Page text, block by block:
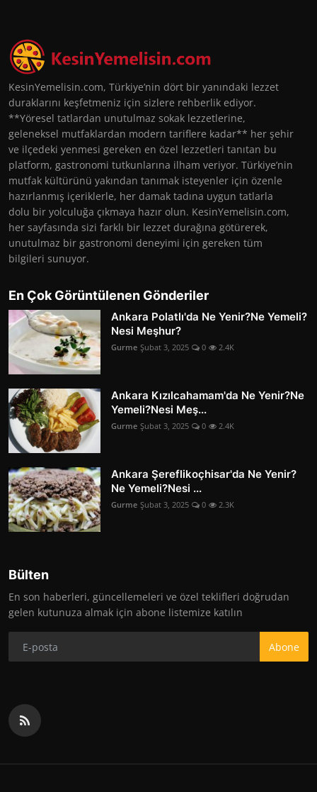
KesinYemelisin.com, Türkiye’nin dört bir yanındaki lezzet
duraklarını keşfetmeniz için sizlere rehberlik ediyor.
**Yöresel tatlardan unutulmaz sokak lezzetlerine,
geleneksel mutfaklardan modern tariflere kadar** her şehir
ve ilçedeki yenmesi gereken en özel lezzetleri tanıtan bu
platform, gastronomi tutkunlarına ilham veriyor. Türkiye’nin
mutfak kültürünü yakından tanımak isteyenler için özenle
hazırlanmış içeriklerle, her damak tadına uygun tatlarla
dolu bir yolculuğa çıkmaya hazır olun. KesinYemelisin.com,
her sayfasında sizi farklı bir lezzet durağına götürerek,
unutulmaz bir gastronomi deneyimi için gereken tüm
bilgileri sunuyor.
En Çok Görüntülenen Gönderiler
Ankara Polatlı'da Ne Yenir?Ne Yemeli?
Nesi Meşhur?
Gurme Şubat 3, 2025 0 2.4K
Ankara Kızılcahamam'da Ne Yenir?Ne
Yemeli?Nesi Meş...
Gurme Şubat 3, 2025 0 2.4K
Ankara Şereflikoçhisar'da Ne Yenir?
Ne Yemeli?Nesi ...
Gurme Şubat 3, 2025 0 2.3K
Bülten
En son haberleri, güncellemeleri ve özel teklifleri doğrudan
gelen kutunuza almak için abone listemize katılın
Abone